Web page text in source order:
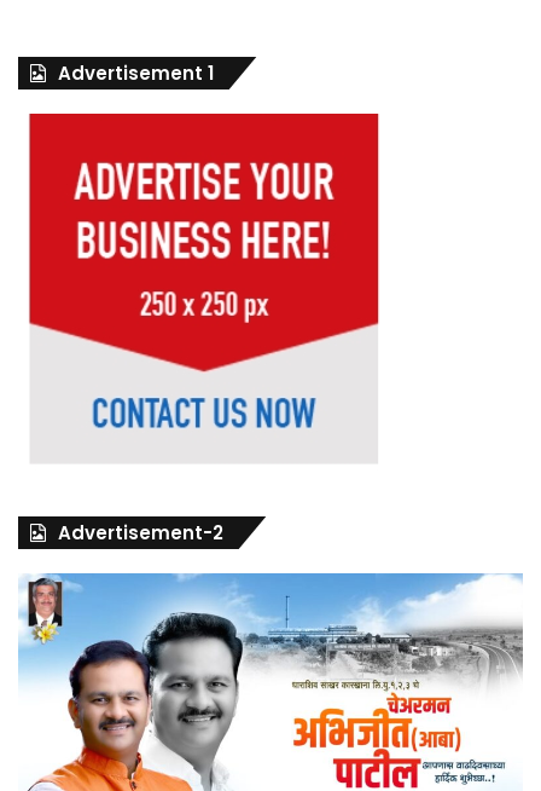
Advertisement 1
Advertisement-2